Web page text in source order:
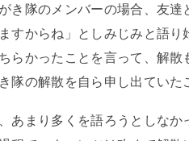
き隊のメンバーの場合、友達
すからね」としみじみと語
らかったことを言って、解
隊の解散を自ら申し出ていた
あまり多くを語ろうとしなか